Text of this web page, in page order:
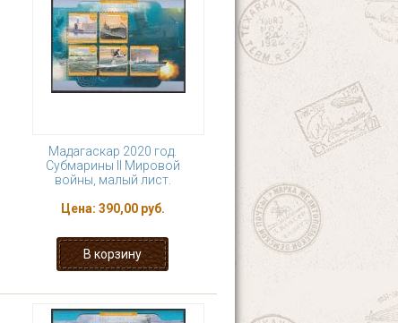
Мадагаскар 2020 год.
Субмарины II Мировой
войны, малый лист.
Цена: 390,00 руб.